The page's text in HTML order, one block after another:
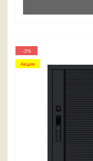
-3%
Акция